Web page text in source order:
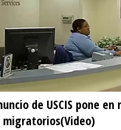
de USCIS pone